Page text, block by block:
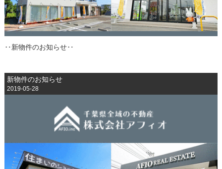
‥新物件のお知らせ‥
新物件のお知らせ
2019-05-28